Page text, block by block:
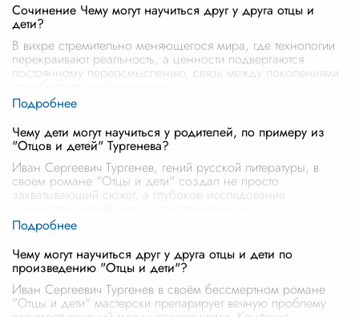
Сочинение Чему могут научиться друг у друга отцы и
дети?
В вихре стремительно меняющегося мира, где технологии
перекраивают реальность, а ценности подвергаются
постоянному переосмыслению, связь между поколениями
Чему дети могут научиться у родителей, по примеру из
"Отцов и детей" Тургенева?
Иван Сергеевич Тургенев, гений русской литературы, в
своем романе "Отцы и дети" создал не просто
захватывающий сюжет, а глубокое исследование
Чему могут научиться друг у друга отцы и дети по
произведению "Отцы и дети"?
Иван Сергеевич Тургенев в своём бессмертном романе
"Отцы и дети" мастерски препарирует вечную проблему